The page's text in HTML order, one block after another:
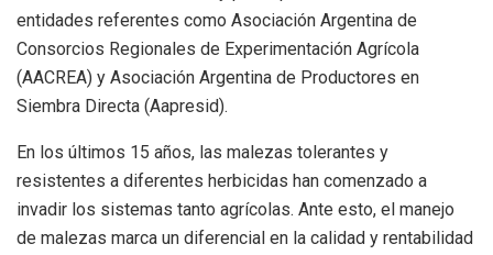
entidades referentes como Asociación Argentina de
Consorcios Regionales de Experimentación Agrícola
(AACREA) y Asociación Argentina de Productores en
Siembra Directa (Aapresid).
En los últimos 15 años, las malezas tolerantes y
resistentes a diferentes herbicidas han comenzado a
invadir los sistemas tanto agrícolas. Ante esto, el manejo
de malezas marca un diferencial en la calidad y rentabilidad